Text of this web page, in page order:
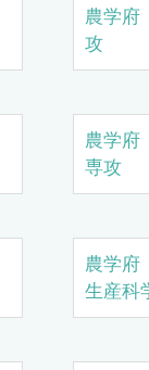
農学
攻
農学
専攻
農学
生産科